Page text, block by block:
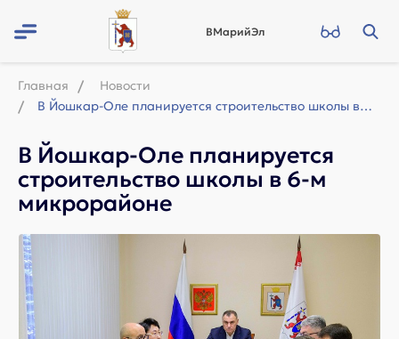
ВМарийЭл
Главная
Новости
В Йошкар-Оле планируется строительство школы в 6-м микрорайоне
В Йошкар-Оле планируется
строительство школы в 6-м
микрорайоне